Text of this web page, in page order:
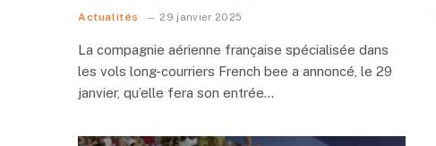
Actualités 29 janvier 2025
La compagnie aérienne française spécialisée dans
les vols long-courriers French bee a annoncé, le 29
janvier, qu’elle fera son entrée…